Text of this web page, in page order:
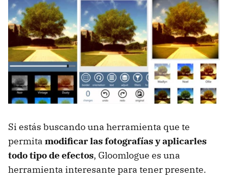
Si estás buscando una herramienta que te
permita modificar las fotografías y aplicarles
todo tipo de efectos, Gloomlogue es una
herramienta interesante para tener presente.